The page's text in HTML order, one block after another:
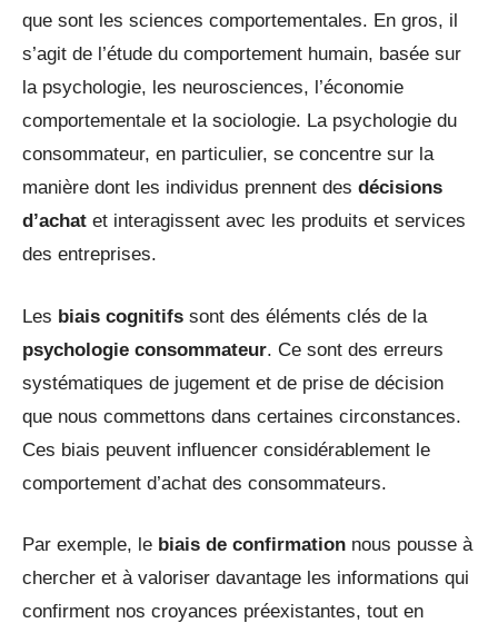
que sont les sciences comportementales. En gros, il
s’agit de l’étude du comportement humain, basée sur
la psychologie, les neurosciences, l’économie
comportementale et la sociologie. La psychologie du
consommateur, en particulier, se concentre sur la
manière dont les individus prennent des décisions
d’achat et interagissent avec les produits et services
des entreprises.
Les biais cognitifs sont des éléments clés de la
psychologie consommateur. Ce sont des erreurs
systématiques de jugement et de prise de décision
que nous commettons dans certaines circonstances.
Ces biais peuvent influencer considérablement le
comportement d’achat des consommateurs.
Par exemple, le biais de confirmation nous pousse à
chercher et à valoriser davantage les informations qui
confirment nos croyances préexistantes, tout en